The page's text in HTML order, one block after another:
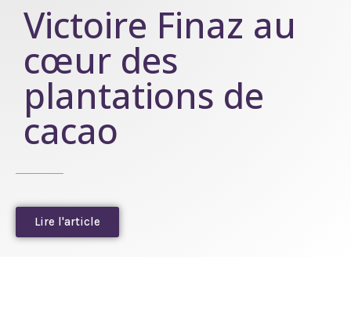
Victoire Finaz au
cœur des
plantations de
cacao
Lire l'article